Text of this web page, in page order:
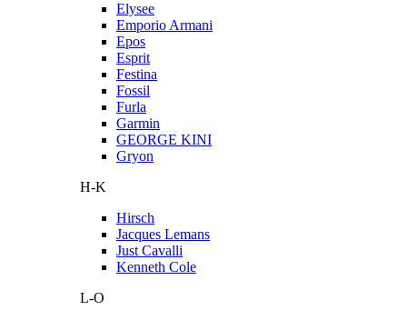
Elysee
Emporio Armani
Epos
Esprit
Festina
Fossil
Furla
Garmin
GEORGE KINI
Gryon
H-K
Hirsch
Jacques Lemans
Just Cavalli
Kenneth Cole
L-O